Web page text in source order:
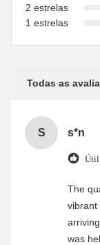
2 estrelas
1 estrelas
Todas as
S s*n
Útil
The
vibrant
was